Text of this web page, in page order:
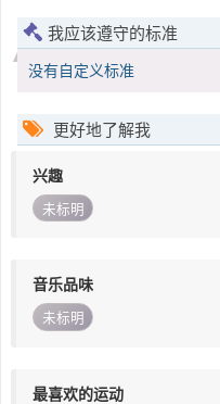
我应该遵守的标准
没有自定义标准
更好地了解我
兴趣
未标明
音乐品味
未标明
最喜欢的运动